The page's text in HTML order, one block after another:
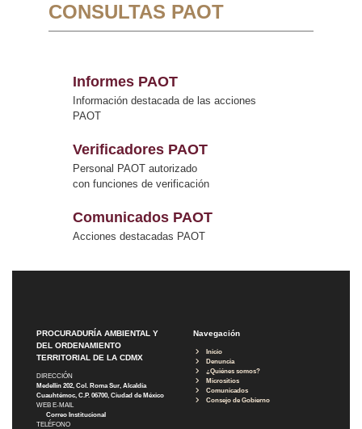
CONSULTAS PAOT
Informes PAOT
Información destacada de las acciones
PAOT
Verificadores PAOT
Personal PAOT autorizado
con funciones de verificación
Comunicados PAOT
Acciones destacadas PAOT
PROCURADURÍA AMBIENTAL Y
DEL ORDENAMIENTO
TERRITORIAL DE LA CDMX
DIRECCIÓN
Medellín 202, Col. Roma Sur, Alcaldía
Cuauhtémoc, C.P. 06700, Ciudad de México
WEB E-MAIL
Correo Institucional
TELÉFONO
Navegación
Inicio
Denuncia
¿Quiénes somos?
Micrositios
Comunicados
Consejo de Gobierno